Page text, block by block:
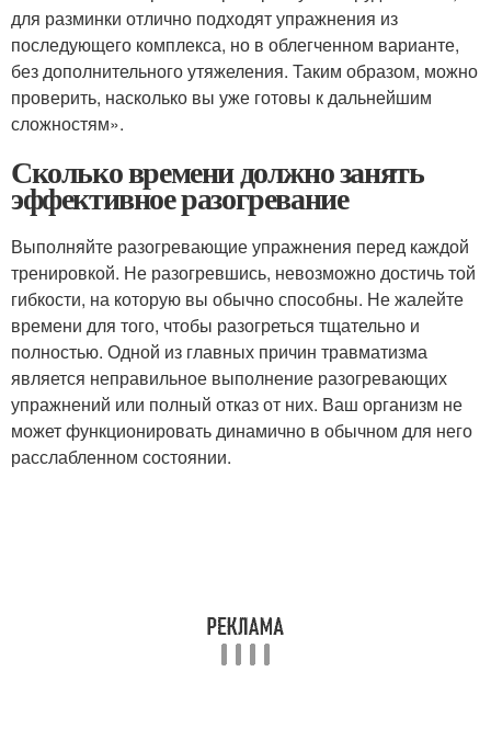
для разминки отлично подходят упражнения из
последующего комплекса, но в облегченном варианте,
без дополнительного утяжеления. Таким образом, можно
проверить, насколько вы уже готовы к дальнейшим
сложностям».
Сколько времени должно занять
эффективное разогревание
Выполняйте разогревающие упражнения перед каждой
тренировкой. Не разогревшись, невозможно достичь той
гибкости, на которую вы обычно способны. Не жалейте
времени для того, чтобы разогреться тщательно и
полностью. Одной из главных причин травматизма
является неправильное выполнение разогревающих
упражнений или полный отказ от них. Ваш организм не
может функционировать динамично в обычном для него
расслабленном состоянии.